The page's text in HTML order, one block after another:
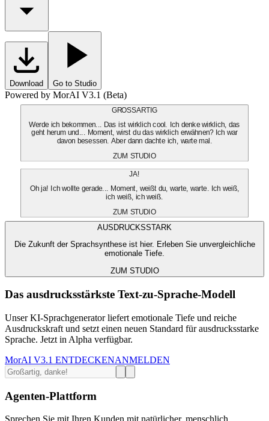
Download Go to Studio
Powered by MorAI V3.1 (Beta)
GROSSARTIG
Werde ich bekommen... Das ist wirklich cool. Ich denke wirklich, das
geht herum und... Moment, wirst du das wirklich erwähnen? Ich war
davon besessen. Aber dann dachte ich, warte mal.
ZUM STUDIO
JA!
Oh ja! Ich wollte gerade... Moment, weißt du, warte, warte. Ich weiß,
ich weiß, ich weiß.
ZUM STUDIO
AUSDRUCKSSTARK
Die Zukunft der Sprachsynthese ist hier. Erleben Sie unvergleichliche
emotionale Tiefe.
ZUM STUDIO
Das ausdrucksstärkste Text-zu-Sprache-Modell
Unser KI-Sprachgenerator liefert emotionale Tiefe und reiche
Ausdruckskraft und setzt einen neuen Standard für ausdrucksstarke
Sprache. Jetzt in Alpha verfügbar.
MorAI V3.1 ENTDECKENANMELDEN
Agenten-Plattform